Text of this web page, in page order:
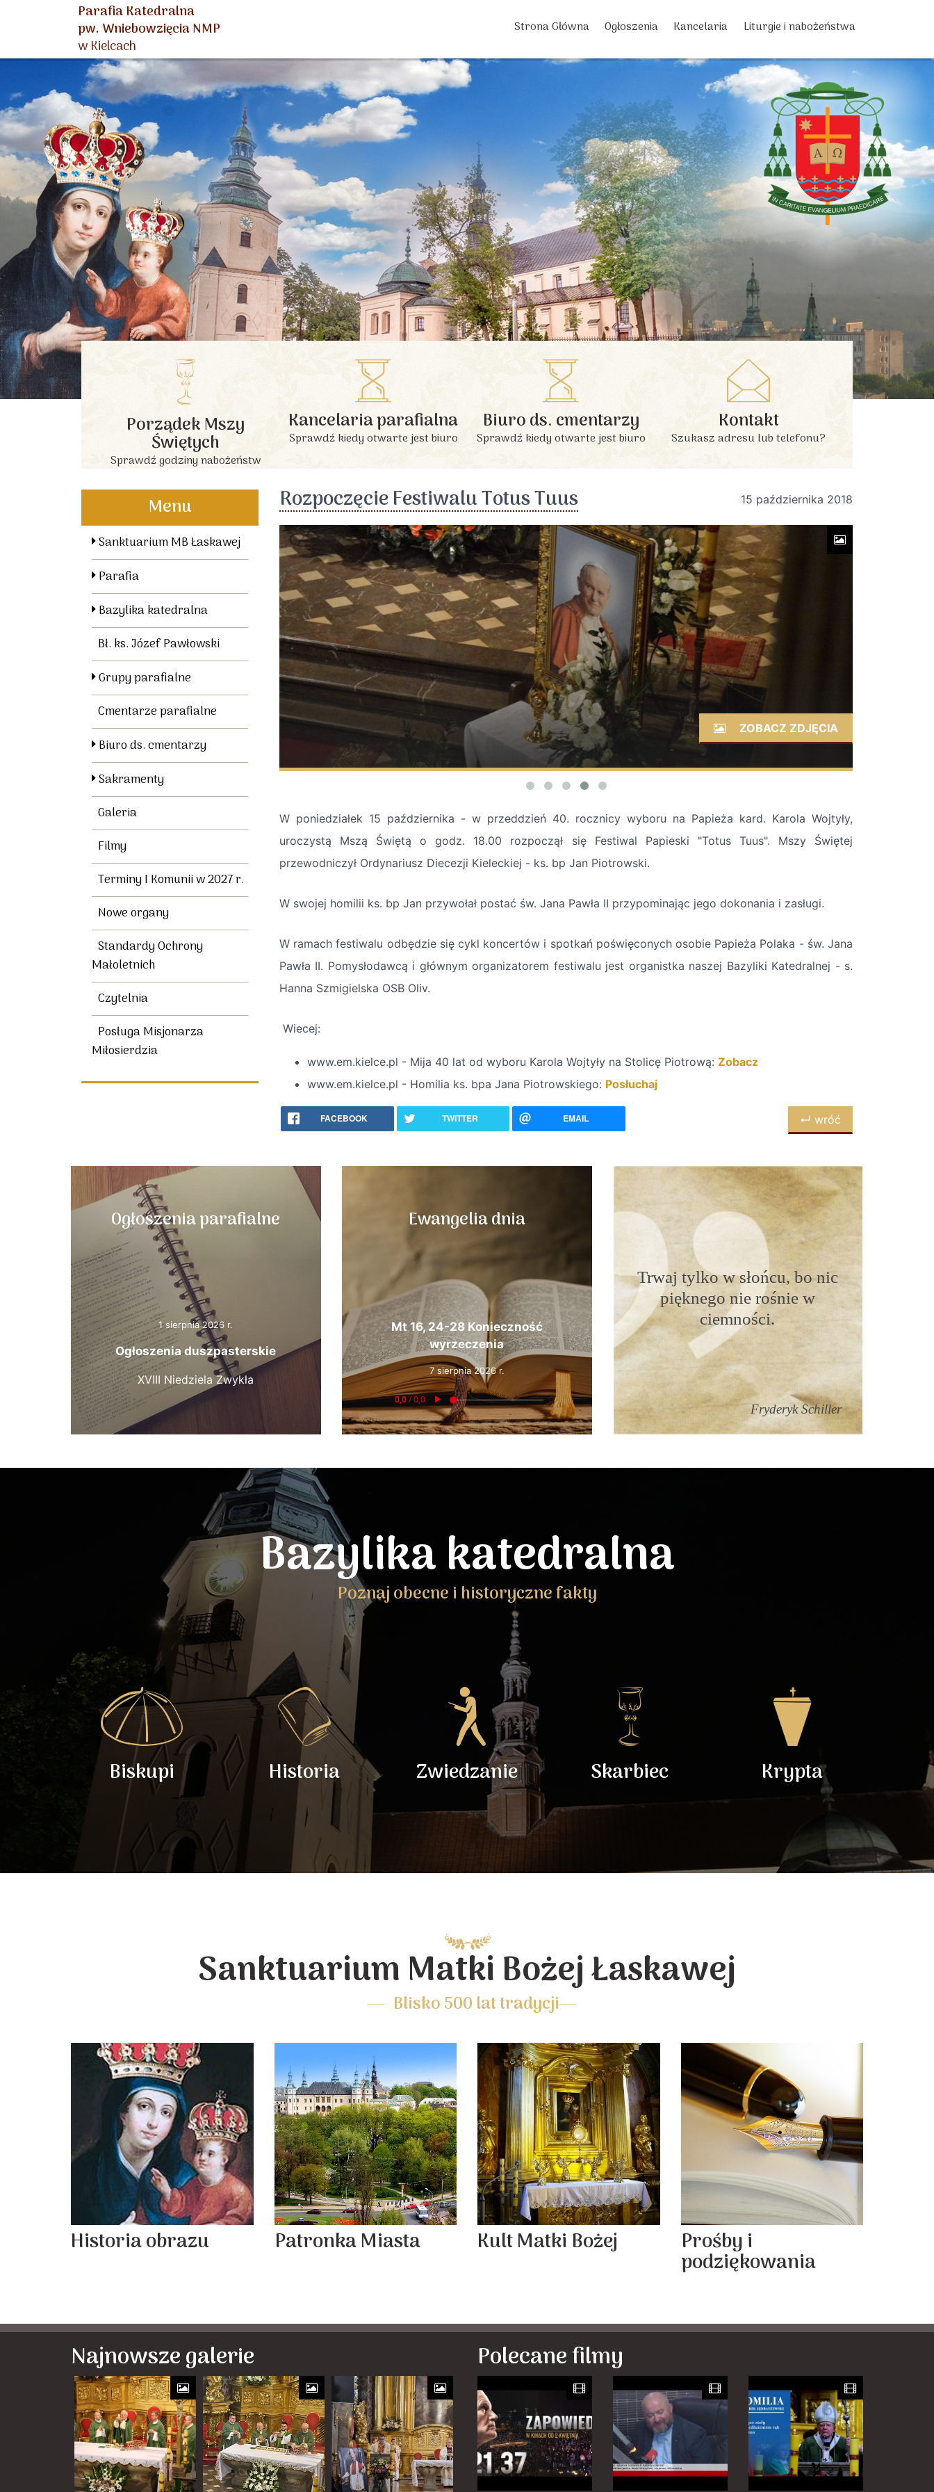
Parafia Katedralna
pw. Wniebowzięcia NMP
w Kielcach
Strona Główna Ogłoszenia Kancelaria Liturgie i nabożeństwa
Porządek Mszy
Świętych
Sprawdź godziny nabożeństw
Kancelaria parafialna
Sprawdź kiedy otwarte jest biuro
Biuro ds. cmentarzy
Sprawdź kiedy otwarte jest biuro
Kontakt
Szukasz adresu lub telefonu?
Menu
Sanktuarium MB Łaskawej
Parafia
Bazylika katedralna
Bł. ks. Józef Pawłowski
Grupy parafialne
Cmentarze parafialne
Biuro ds. cmentarzy
Sakramenty
Galeria
Filmy
Terminy I Komunii w 2027 r.
Nowe organy
Standardy Ochrony
Małoletnich
Czytelnia
Posługa Misjonarza
Miłosierdzia
Rozpoczęcie Festiwalu Totus Tuus 15 października 2018
ZOBACZ ZDJĘCIA
W poniedziałek 15 października - w przeddzień 40. rocznicy wyboru na Papieża kard. Karola Wojtyły,
uroczystą Mszą Świętą o godz. 18.00 rozpoczął się Festiwal Papieski "Totus Tuus". Mszy Świętej
przewodniczył Ordynariusz Diecezji Kieleckiej - ks. bp Jan Piotrowski.
W swojej homilii ks. bp Jan przywołał postać św. Jana Pawła II przypominając jego dokonania i zasługi.
W ramach festiwalu odbędzie się cykl koncertów i spotkań poświęconych osobie Papieża Polaka - św. Jana
Pawła II. Pomysłodawcą i głównym organizatorem festiwalu jest organistka naszej Bazyliki Katedralnej - s.
Hanna Szmigielska OSB Oliv.
Wiecej:
www.em.kielce.pl - Mija 40 lat od wyboru Karola Wojtyły na Stolicę Piotrową: Zobacz
www.em.kielce.pl - Homilia ks. bpa Jana Piotrowskiego: Posłuchaj
FACEBOOK TWITTER EMAIL ↵ wróć
Ogłoszenia parafialne
1 sierpnia 2026 r.
Ogłoszenia duszpasterskie
XVIII Niedziela Zwykła
Ewangelia dnia
Mt 16, 24-28 Konieczność
wyrzeczenia
7 sierpnia 2026 r.
Trwaj tylko w słońcu, bo nic
pięknego nie rośnie w
ciemności.
Fryderyk Schiller
Bazylika katedralna
Poznaj obecne i historyczne fakty
Biskupi Historia Zwiedzanie Skarbiec Krypta
Sanktuarium Matki Bożej Łaskawej
Blisko 500 lat tradycji
Historia obrazu Patronka Miasta Kult Matki Bożej Prośby i
podziękowania
Najnowsze galerie Polecane filmy